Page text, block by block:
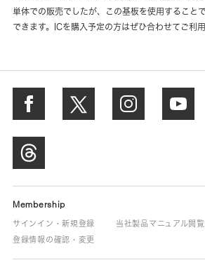
単体での販売でしたが、この基板を使用すること
できます。ICを購入予定の方はぜひ合わせてご利用
Membership
サインイン・新規登録
当社製品マニュアル閲覧
登録情報の確認・変更